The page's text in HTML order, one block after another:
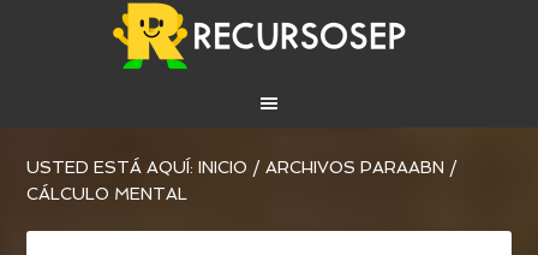
USTED ESTÁ AQUÍ:INICIO / ARCHIVOS PARAABN /
CÁLCULO MENTAL